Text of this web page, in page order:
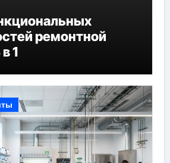
ремонтной
1